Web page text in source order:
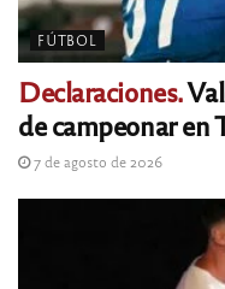
FÚTBOL
Declaraciones.
de campeonar en
7 de agosto de 2026